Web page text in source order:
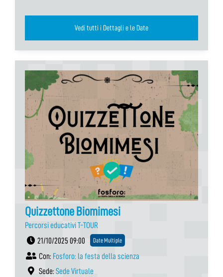
Vedi tutti i Dettagli e le Date
Quizzettone Biomimesi
Percorsi educativi T-TOUR
21/10/2025 09:00
Date Multiple
Con: Fosforo: la festa della scienza
Sede: Sede Virtuale